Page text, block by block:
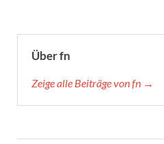
Über fn
Zeige alle Beiträge von fn →